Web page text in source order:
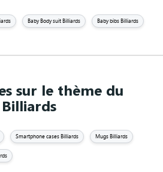
Baby Body suit Billiards Baby bibs Billiards
sur le thème du
Billiards
Smartphone cases Billiards Mugs Billiards